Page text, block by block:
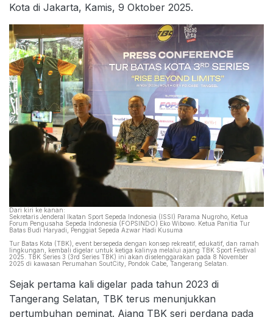
Kota di Jakarta, Kamis, 9 Oktober 2025.
Dari kiri ke kanan:
Sekretaris Jenderal Ikatan Sport Sepeda Indonesia (ISSI) Parama Nugroho, Ketua
Forum Pengusaha Sepeda Indonesia (FOPSINDO) Eko Wibowo. Ketua Panitia Tur
Batas Budi Haryadi, Penggiat Sepeda Azwar Hadi Kusuma
Tur Batas Kota (TBK), event bersepeda dengan konsep rekreatif, edukatif, dan ramah
lingkungan, kembali digelar untuk ketiga kalinya melalui ajang TBK Sport Festival
2025. TBK Series 3 (3rd Series TBK) ini akan diselenggarakan pada 8 November
2025 di kawasan Perumahan SoutCity, Pondok Cabe, Tangerang Selatan.
Sejak pertama kali digelar pada tahun 2023 di
Tangerang Selatan, TBK terus menunjukkan
pertumbuhan peminat. Ajang TBK seri perdana pada